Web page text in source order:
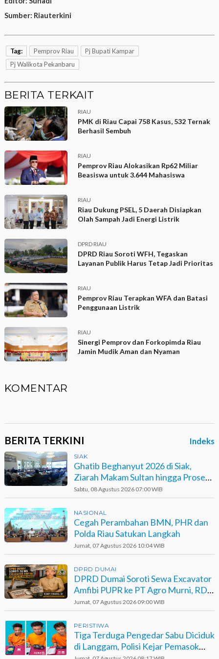
Sumber: Riauterkini
Tag: Pemprov Riau
Pj Bupati Kampar
Pj Walikota Pekanbaru
BERITA TERKAIT
RIAU
PMK di Riau Capai 758 Kasus, 532 Ternak
Berhasil Sembuh
RIAU
Pemprov Riau Alokasikan Rp62 Miliar
Beasiswa untuk 3.644 Mahasiswa
RIAU
Riau Dukung PSEL, 5 Daerah Disiapkan
Olah Sampah Jadi Energi Listrik
DPRD RIAU
DPRD Riau Soroti WFH, Tegaskan
Layanan Publik Harus Tetap Jadi Prioritas
RIAU
Pemprov Riau Terapkan WFA dan Batasi
Penggunaan Listrik
RIAU
Sinergi Pemprov dan Forkopimda Riau
Jamin Mudik Aman dan Nyaman
KOMENTAR
BERITA TERKINI Indeks
SIAK
Ghatib Beghanyut 2026 di Siak,
Ziarah Makam Sultan hingga Prosesi
di Sungai
Sabtu, 08 Agustus 2026 07:00 WIB
NASIONAL
Cegah Perambahan BMN, PHR dan
Polda Riau Satukan Langkah
Jumat, 07 Agustus 2026 10:04 WIB
DPRD DUMAI
DPRD Dumai Soroti Sewa Excavator
Amfibi PUPR ke PT Agro Murni, RDP
Jadi Opsi
Jumat, 07 Agustus 2026 09:00 WIB
PERISTIWA
Tiga Terduga Pengedar Sabu Diciduk
di Langgam, Polisi Kejar Pemasok